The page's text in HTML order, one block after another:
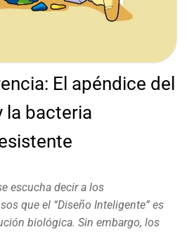
El apéndice del
la bacteria
escucha decir a los
que el “Diseño Inteligente” es
biológica. Sin embargo, los